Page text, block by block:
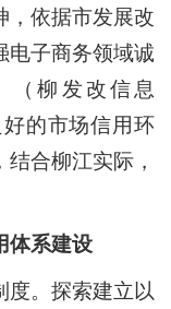
，依据市发展改
电子商务领域诚
（柳发改信息
的市场信用环
合柳江实际，
体系建设
。 探索建立以